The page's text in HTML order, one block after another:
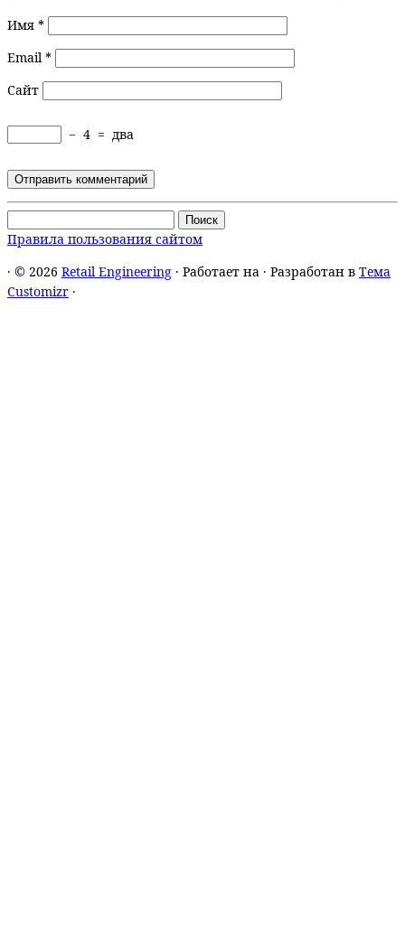
Имя *
Email*
Сайт
− 4 = два
Правила пользования сайтом
· © 2026 Retail Engineering · Работает на · Разработан в Тема
Customizr ·